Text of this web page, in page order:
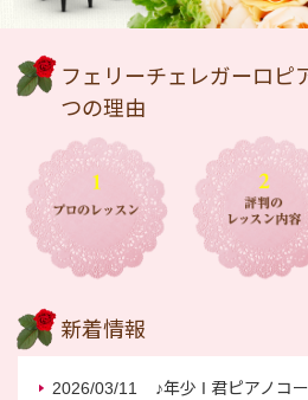
フェリーチェレガーロピ
つの理由
新着情報
2026/03/11
♪年少 I 君ピアノコ